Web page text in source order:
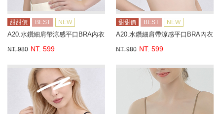
甜甜價 BEST NEW
A20.水鑽細肩帶涼感平口BRA內衣
NT. 980 NT. 599
甜甜價 BEST NEW
A20.水鑽細肩帶涼感平口BRA內衣
NT. 980 NT. 599